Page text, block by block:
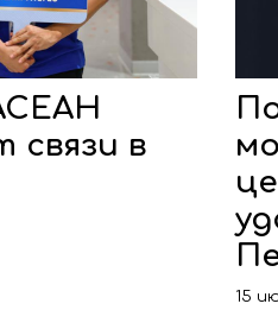
связи в
15